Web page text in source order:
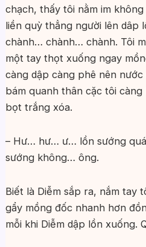
chạch, thấy tôi nằm im
liền quỳ thẳng người lên dâp
chành… chành… chành. Tôi
một tay thọt xuống ngay
càng dập càng phê nên
bám quanh thân cặc tôi
bọt trắng xóa.
– Hư… hư… ư… lồn sướng
sướng không… ông.
Biết là Diễm sắp ra, nắm tay
gẩy mồng đốc nhanh hơn
mỗi khi Diễm dập lồn xuống.